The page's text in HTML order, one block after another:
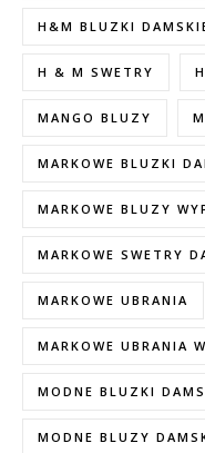
H&M BLUZKI
H & M SWETRY
MANGO BLUZY
MARKOWE BLUZKI
MARKOWE BLUZY
MARKOWE SWETRY
MARKOWE UBRANIA
MARKOWE UBRANIA
MODNE BLUZKI
MODNE BLUZY